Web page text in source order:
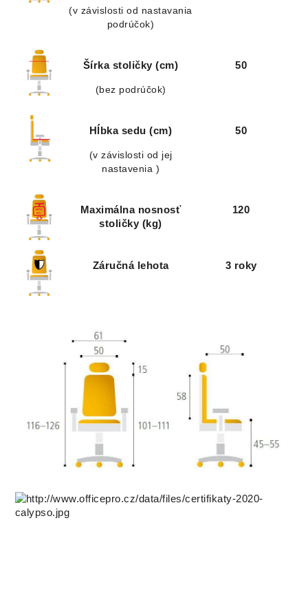
(v závislosti od nastavania
podrúčok)
Šírka stoličky (cm)
(bez podrúčok)
50
Hĺbka sedu (cm)
(v závislosti od jej
nastavenia )
50
Maximálna nosnosť
stoličky (kg)
120
Záručná lehota 3 roky